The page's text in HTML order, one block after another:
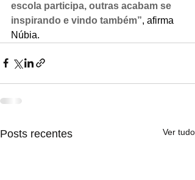
escola participa, outras acabam se
inspirando e vindo também”, afirma
Núbia.
Posts recentes Ver tudo